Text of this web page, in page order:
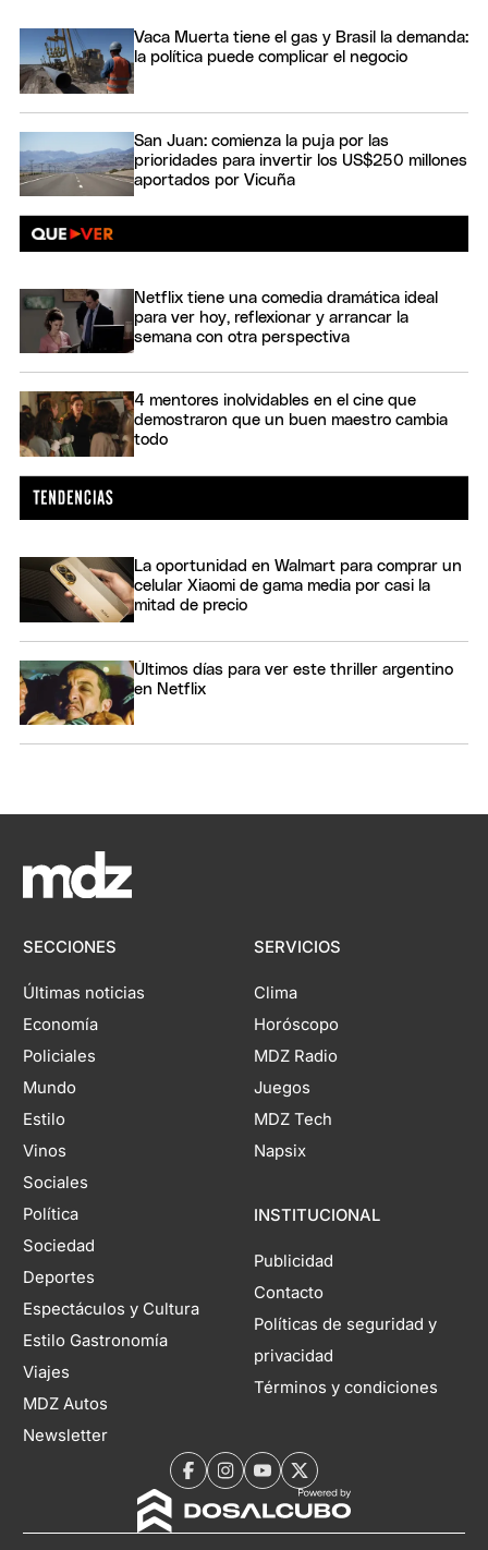
Vaca Muerta tiene el gas y Brasil la demanda:
la política puede complicar el negocio
San Juan: comienza la puja por las
prioridades para invertir los US$250 millones
aportados por Vicuña
Netflix tiene una comedia dramática ideal
para ver hoy, reflexionar y arrancar la
semana con otra perspectiva
4 mentores inolvidables en el cine que
demostraron que un buen maestro cambia
todo
La oportunidad en Walmart para comprar un
celular Xiaomi de gama media por casi la
mitad de precio
Últimos días para ver este thriller argentino
en Netflix
SECCIONES
Últimas noticias
Economía
Policiales
Mundo
Estilo
Vinos
Sociales
Política
Sociedad
Deportes
Espectáculos y Cultura
Estilo Gastronomía
Viajes
MDZ Autos
Newsletter
SERVICIOS
Clima
Horóscopo
MDZ Radio
Juegos
MDZ Tech
Napsix
INSTITUCIONAL
Publicidad
Contacto
Políticas de seguridad y
privacidad
Términos y condiciones